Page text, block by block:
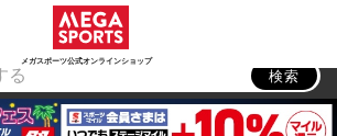
メガスポーツ公式オンラインショップ
アウトドア
検索